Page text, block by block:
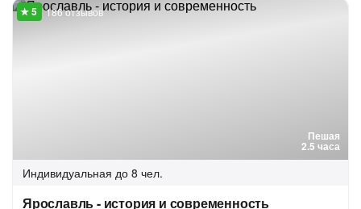
Пешая
2.5 часа
186 отзывов
Индивидуальная до 8 чел.
Ярославль - история и современность